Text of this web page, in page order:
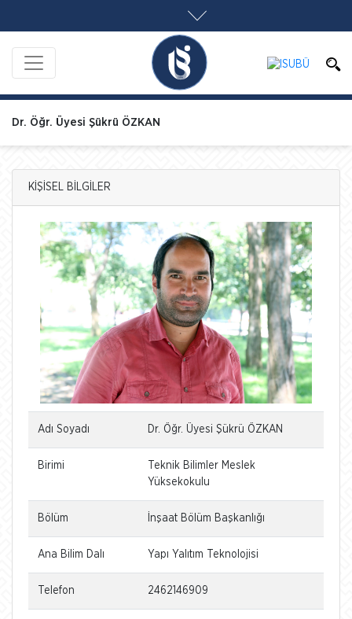
Dr. Öğr. Üyesi Şükrü ÖZKAN
KİŞİSEL BİLGİLER
Adı Soyadı Dr. Öğr. Üyesi Şükrü ÖZKAN
Birimi
Teknik Bilimler Meslek
Yüksekokulu
Bölüm İnşaat Bölüm Başkanlığı
Ana Bilim Dalı Yapı Yalıtım Teknolojisi
Telefon 2462146909